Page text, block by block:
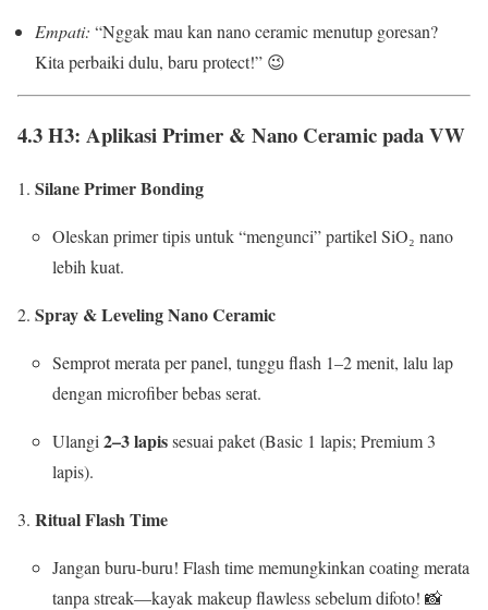
Empati: “Nggak mau kan nano ceramic menutup goresan?
Kita perbaiki dulu, baru protect!” 😉
4.3 H3: Aplikasi Primer & Nano Ceramic pada VW
Silane Primer Bonding
Oleskan primer tipis untuk “mengunci” partikel SiO₂ nano
lebih kuat.
Spray & Leveling Nano Ceramic
Semprot merata per panel, tunggu flash 1–2 menit, lalu lap
dengan microfiber bebas serat.
Ulangi 2–3 lapissesuai paket (Basic 1 lapis; Premium 3
lapis).
Ritual Flash Time
Jangan buru-buru! Flash time memungkinkan coating merata
tanpa streak—kayak makeup flawless sebelum difoto! 📸